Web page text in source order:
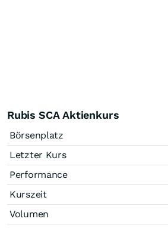
Rubis SCA Aktienkurs
Börsenplatz
Letzter Kurs
Performance
Kurszeit
Volumen